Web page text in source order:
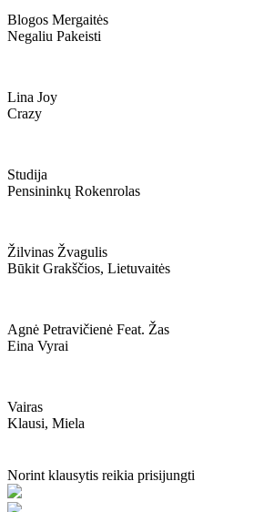
Blogos Mergaitės
Negaliu Pakeisti
Lina Joy
Crazy
Studija
Pensininkų Rokenrolas
Žilvinas Žvagulis
Būkit Grakščios, Lietuvaitės
Agnė Petravičienė Feat. Žas
Eina Vyrai
Vairas
Klausi, Miela
Norint klausytis reikia prisijungti